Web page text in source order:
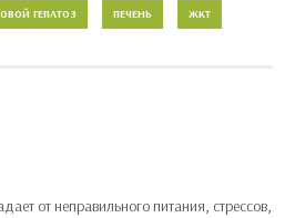
ГЕПАТОЗ ПЕЧЕНЬ ЖКТ
от неправильного питания, стрессов,